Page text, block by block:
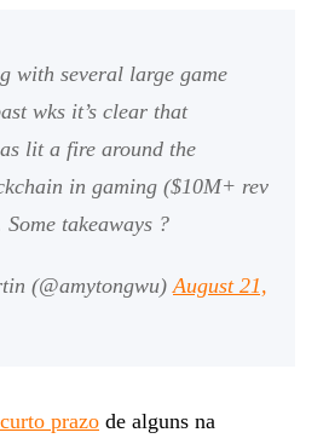
with several large game
wks it’s clear that
lit a fire around the
in gaming ($10M+ rev
takeaways ?
(@amytongwu) August 21,
prazo de alguns na